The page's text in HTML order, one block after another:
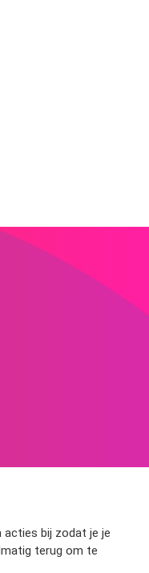
acties bij zodat je je
terug om te